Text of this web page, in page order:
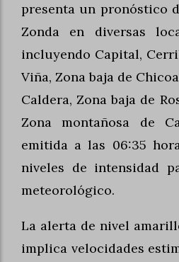
presenta un pronóstico
Zonda en diversas
incluyendo Capital,
Viña, Zona baja de
Caldera, Zona baja de
Zona montañosa de
emitida a las 06:35
niveles de intensidad
meteorológico.
La alerta de nivel
implica velocidades